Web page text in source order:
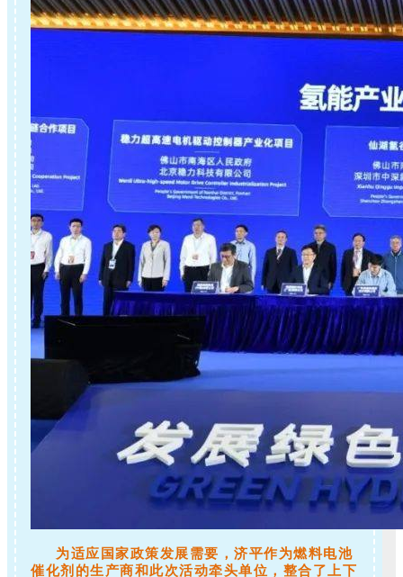
为适应国家政策发展需要，济平作为燃料电池
催化剂的生产商和此次活动牵头单位，整合了上下